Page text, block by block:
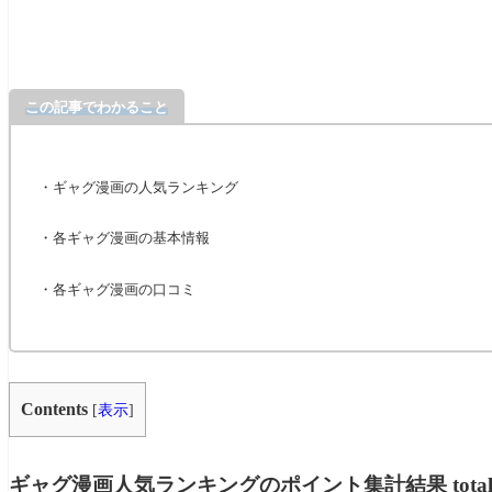
この記事でわかること
・ ギャグ漫画の人気ランキング
・各ギャグ漫画の基本情報
・各ギャグ漫画の口コミ
Contents [表示]
ギャグ漫画人気ランキングのポイント集計結果